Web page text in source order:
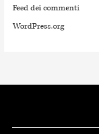
Feed dei commenti
WordPress.org